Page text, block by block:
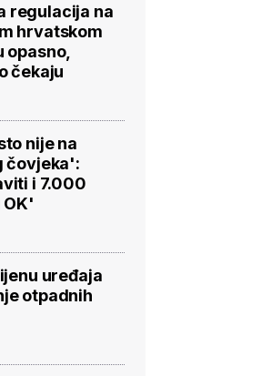
regulacija na
hrvatskom
opasno,
čekaju
nije na
čovjeka':
i 7.000
OK'
uređaja
otpadnih